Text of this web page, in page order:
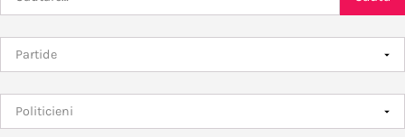
după: